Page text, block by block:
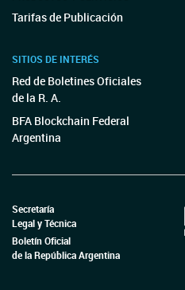
Tarifas de Publicación
SITIOS DE INTERÉS
Red de Boletines Oficiales
de la R. A.
BFA Blockchain Federal
Argentina
Secretaría
Legal y Técnica
Boletín Oficial
de la República Argentina